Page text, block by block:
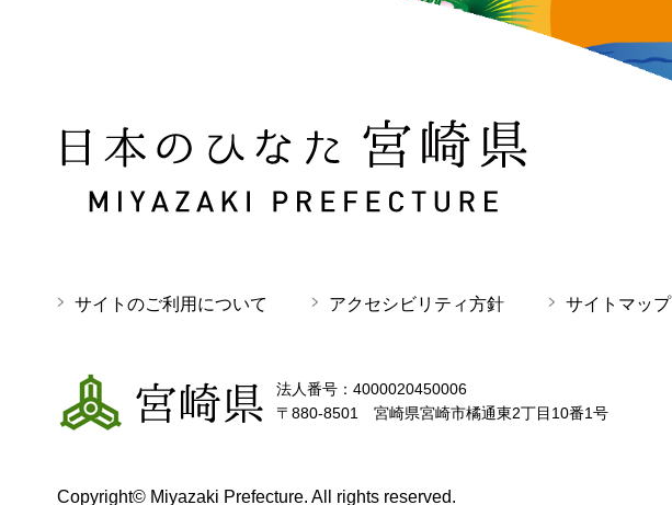
日本のひなた 宮崎県 MIYAZAKI PREFECTURE
サイトのご利用について アクセシビリティ方針 サイトマップ
宮崎県
法人番号：4000020450006
〒880-8501 宮崎県宮崎市橘通東2丁目10番1号
Copyright© Miyazaki Prefecture. All rights reserved.